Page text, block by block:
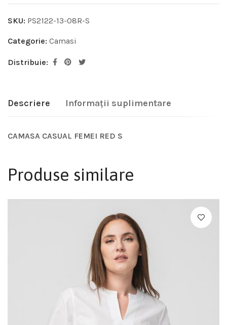
SKU: PS2122-13-08R-S
Categorie: Camasi
Distribuie:
Descriere Informații suplimentare
CAMASA CASUAL FEMEI RED S
Produse similare